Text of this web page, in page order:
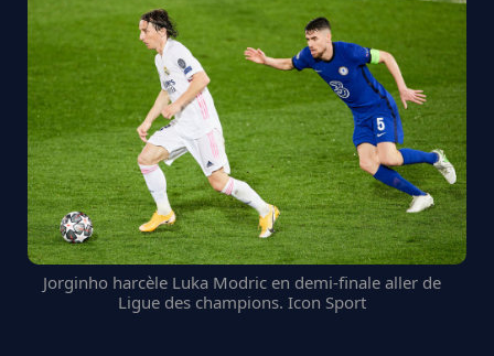
Jorginho harcèle Luka Modric en demi-finale aller de
Ligue des champions. Icon Sport